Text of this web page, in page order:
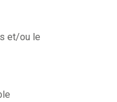
et/ou le